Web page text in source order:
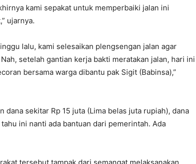
kami sepakat untuk memperbaiki jalan ini
ujarnya.
lalu, kami selesaikan plengsengan jalan agar
setelah gantian kerja bakti meratakan jalan, hari ini
bersama warga dibantu pak Sigit (Babinsa),”
dana sekitar Rp 15 juta (Lima belas juta rupiah), dana
ini nanti ada bantuan dari pemerintah. Ada